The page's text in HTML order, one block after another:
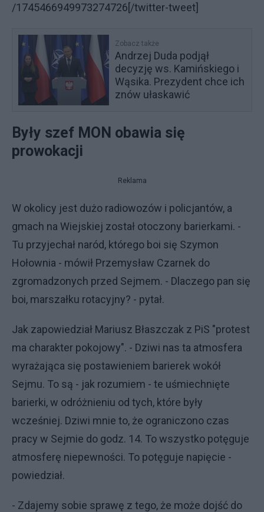
/1745466949973274726[/twitter-tweet]
Zobacz także
Andrzej Duda podjął
decyzję ws. Kamińskiego i
Wąsika. Prezydent chce ich
znów ułaskawić
Były szef MON obawia się
prowokacji
Reklama
W okolicy jest dużo radiowozów i policjantów, a
gmach na Wiejskiej został otoczony barierkami. -
Tu przyjechał naród, którego boi się Szymon
Hołownia - mówił Przemysław Czarnek do
zgromadzonych przed Sejmem. - Dlaczego pan się
boi, marszałku rotacyjny? - pytał.
Jak zapowiedział Mariusz Błaszczak z PiS "protest
ma charakter pokojowy". - Dziwi nas ta atmosfera
wyrażająca się postawieniem barierek wokół
Sejmu. To są - jak rozumiem - te uśmiechnięte
barierki, w odróżnieniu od tych, które były
wcześniej. Dziwi mnie to, że ograniczono czas
pracy w Sejmie do godz. 14. To wszystko potęguje
atmosferę niepewności. To potęguje napięcie -
powiedział.
- Zdajemy sobie sprawę z tego, że może dojść do